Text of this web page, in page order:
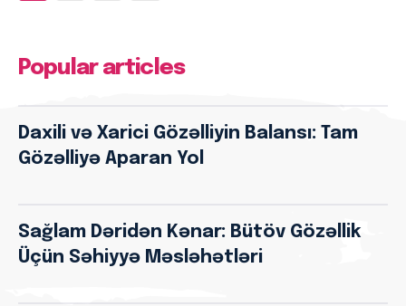
Popular articles
Daxili və Xarici Gözəlliyin Balansı: Tam
Gözəlliyə Aparan Yol
Sağlam Dəridən Kənar: Bütöv Gözəllik
Üçün Səhiyyə Məsləhətləri